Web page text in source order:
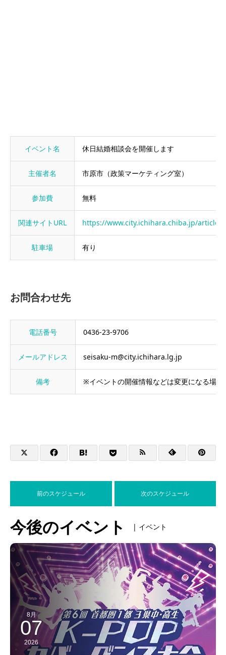
イベント名 休日結婚相談会を開催します
主催者名 市原市（政策マーケティング室）
参加費 無料
関連サイトURL https://www.city.ichihara.chiba.jp/
駐車場 有り
お問合わせ先
電話番号 0436-23-9706
メールアドレス seisaku-m@city.ichihara.lg.jp
備考 ※イベントの開催情報などは変更になる場
前のスケジュール 次のスケジュール
今後のイベント | イベント
8月
07
2026